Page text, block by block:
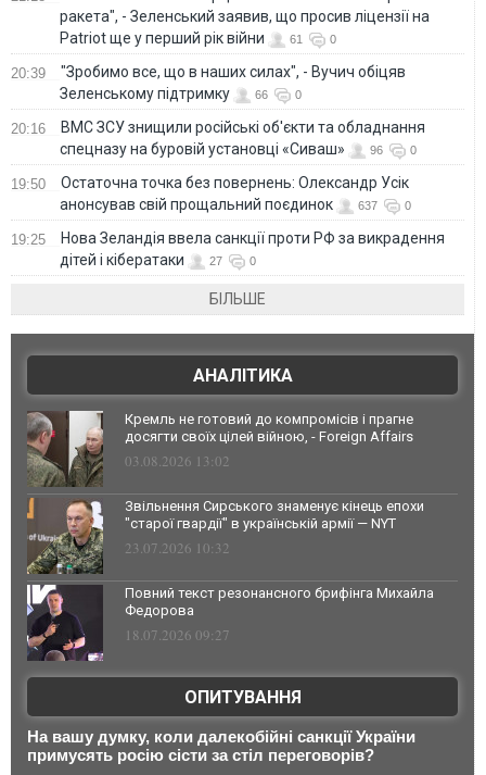
ракета", - Зеленський заявив, що просив ліцензії на
Patriot ще у перший рік війни
61 0
20:39
"Зробимо все, що в наших силах", - Вучич обіцяв
Зеленському підтримку
66 0
20:16
ВМС ЗСУ знищили російські об'єкти та обладнання
спецназу на буровій установці «Сиваш»
96 0
19:50
Остаточна точка без повернень: Олександр Усік
анонсував свій прощальний поєдинок
637 0
19:25
Нова Зеландія ввела санкції проти РФ за викрадення
дітей і кібератаки
27 0
БІЛЬШЕ
АНАЛІТИКА
Кремль не готовий до компромісів і прагне
досягти своїх цілей війною, - Foreign Affairs
03.08.2026 13:02
Звільнення Сирського знаменує кінець епохи
"старої гвардії" в українській армії — NYT
23.07.2026 10:32
Повний текст резонансного брифінга Михайла
Федорова
18.07.2026 09:27
ОПИТУВАННЯ
На вашу думку, коли далекобійні санкції України
примусять росію сісти за стіл переговорів?